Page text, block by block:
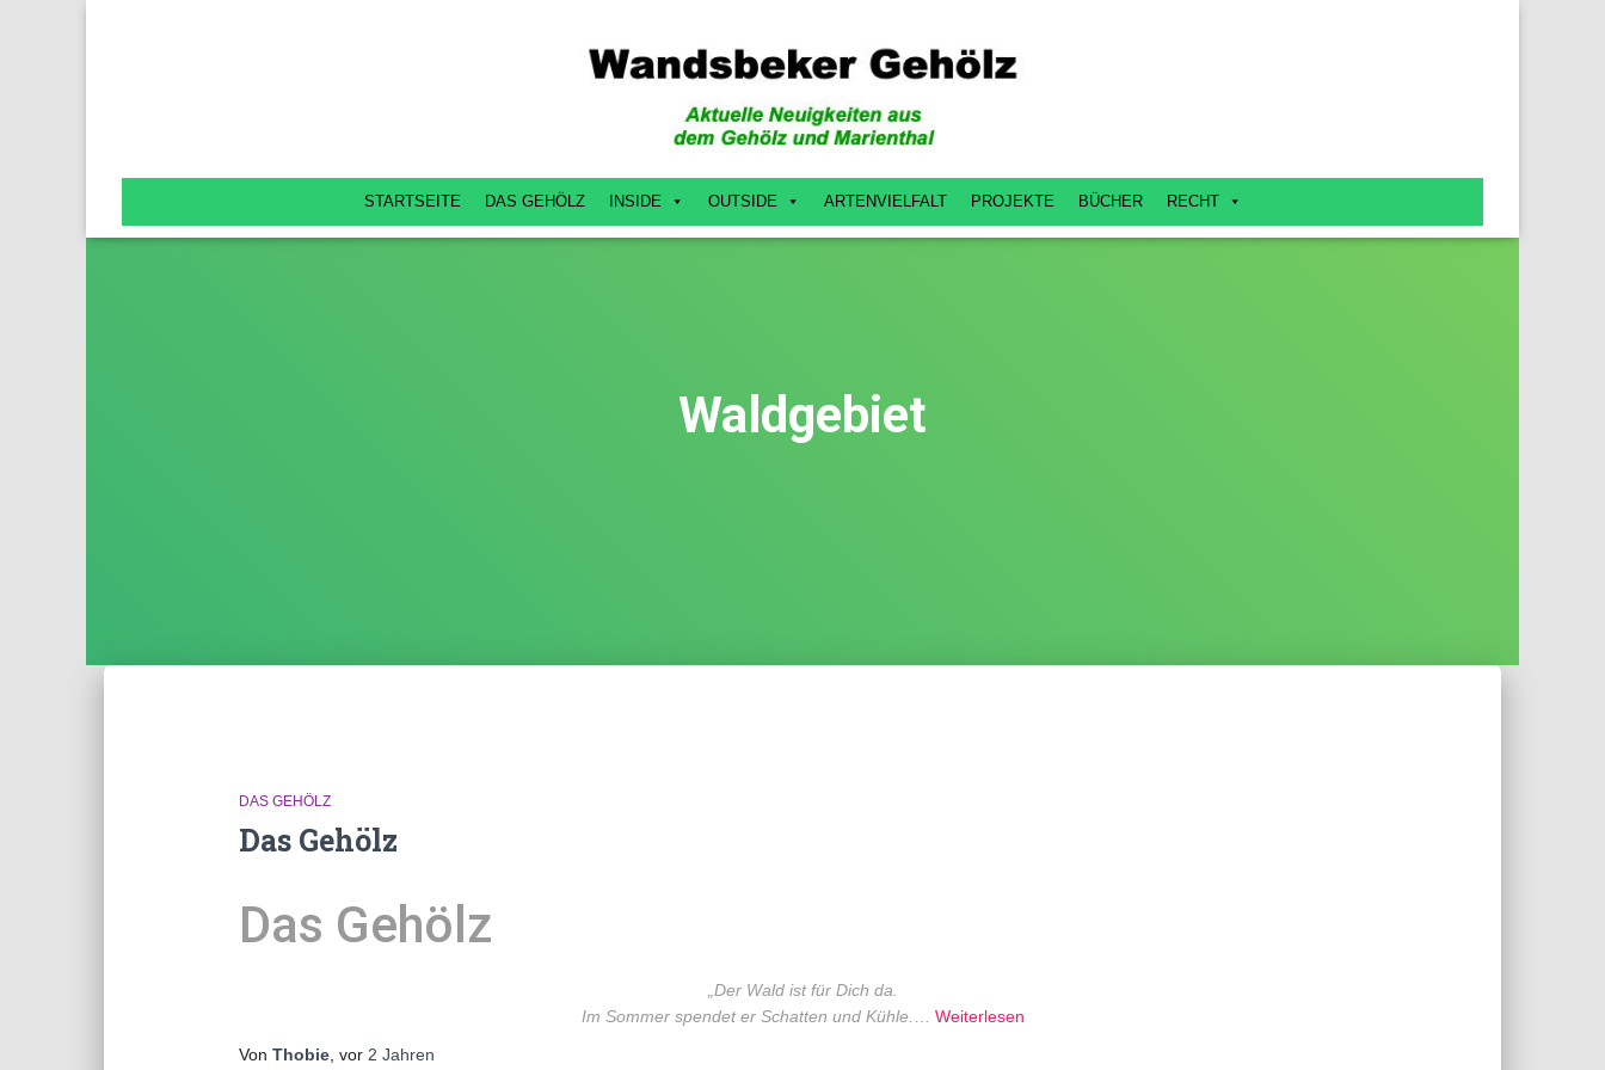
STARTSEITE DAS GEHÖLZ INSIDE OUTSIDE ARTENVIELFALT PROJEKTE BÜCHER RECHT
Waldgebiet
DAS GEHÖLZ
Das Gehölz
Das Gehölz
„Der Wald ist für Dich da.
Im Sommer spendet er Schatten und Kühle.
Weiterlesen
Von Thobie, vor 2 Jahren